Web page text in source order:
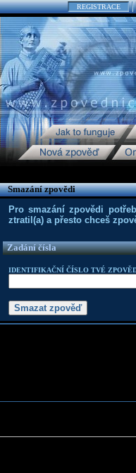
REGISTRACE
Smazání zpovědi
Pro smazání zpovědi
ztratil(a) a přesto chceš
Zadání čísla
IDENTIFIKAČNÍ ČÍSLO TVÉ